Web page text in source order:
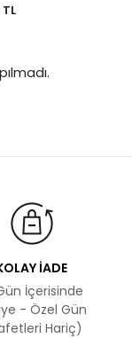
İADE
İçerisinde
- Özel Gün
Hariç)